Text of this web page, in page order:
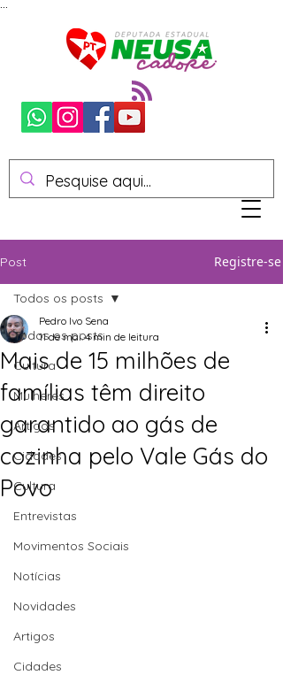
Post Registre-se
Todos os posts
Cultura
Mulheres
Artigos
Cidades
Cultura
Entrevistas
Movimentos Sociais
Notícias
Novidades
Artigos
Cidades
Todos os posts
Mais de 15 milhões de
famílias têm direito
garantido ao gás de
cozinha pelo Vale Gás do
Povo
Pedro Ivo Sena
11 de mai.4 min de leitura